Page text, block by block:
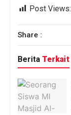
Post Views:
Share :
Berita Terkait